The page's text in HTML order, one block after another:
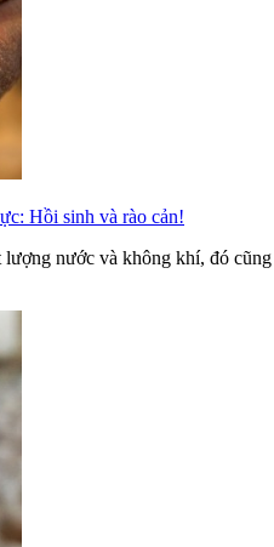
Hồi sinh và rào cản!
nước và không khí, đó cũng